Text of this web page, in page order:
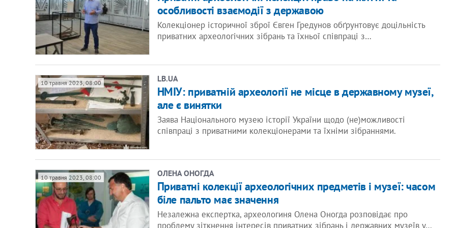
особливості взаємодії з державою
Колекціонер історичної зброї Євген Гредунов обґрунтовує доцільність
приватних археологічних зібрань та їхньої співпраці з…
10 травня 2023, 08:00 LB.UA
НМІУ: приватній археології не місце в державному музеї,
але є винятки
Заява Національного музею історії України щодо (не)можливості
співпраці з приватними колекціонерами та їхніми зібраннями.
10 травня 2023, 08:00 ОЛЕНА ОНОГДА
Приватні колекції археологічних предметів і музеї: часом
біле пальто має значення
Незалежна експертка, археологиня Олена Оногда розповідає про
проблему зіткнення інтересів приватних зібрань і державних музеїв у…